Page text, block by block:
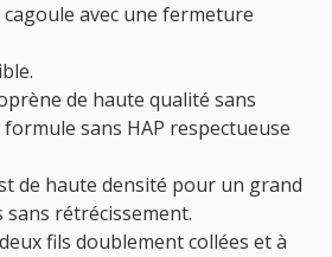
avec une fermeture
de haute qualité sans
sans HAP respectueuse
de haute densité pour un grand
rétrécissement.
fils doublement collées et à